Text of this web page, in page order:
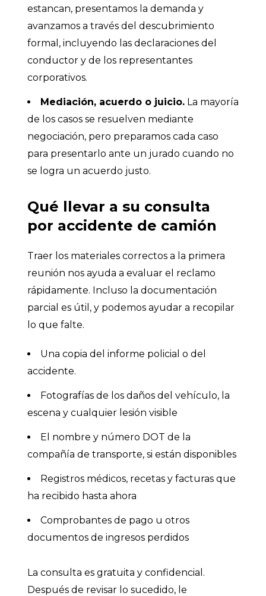
estancan, presentamos la demanda y
avanzamos a través del descubrimiento
formal, incluyendo las declaraciones del
conductor y de los representantes
corporativos.
Mediación, acuerdo o juicio. La mayoría
de los casos se resuelven mediante
negociación, pero preparamos cada caso
para presentarlo ante un jurado cuando no
se logra un acuerdo justo.
Qué llevar a su consulta
por accidente de camión
Traer los materiales correctos a la primera
reunión nos ayuda a evaluar el reclamo
rápidamente. Incluso la documentación
parcial es útil, y podemos ayudar a recopilar
lo que falte.
Una copia del informe policial o del
accidente.
Fotografías de los daños del vehículo, la
escena y cualquier lesión visible
El nombre y número DOT de la
compañía de transporte, si están disponibles
Registros médicos, recetas y facturas que
ha recibido hasta ahora
Comprobantes de pago u otros
documentos de ingresos perdidos
La consulta es gratuita y confidencial.
Después de revisar lo sucedido, le